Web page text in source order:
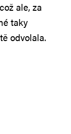
ale, za
taky
odvolala.